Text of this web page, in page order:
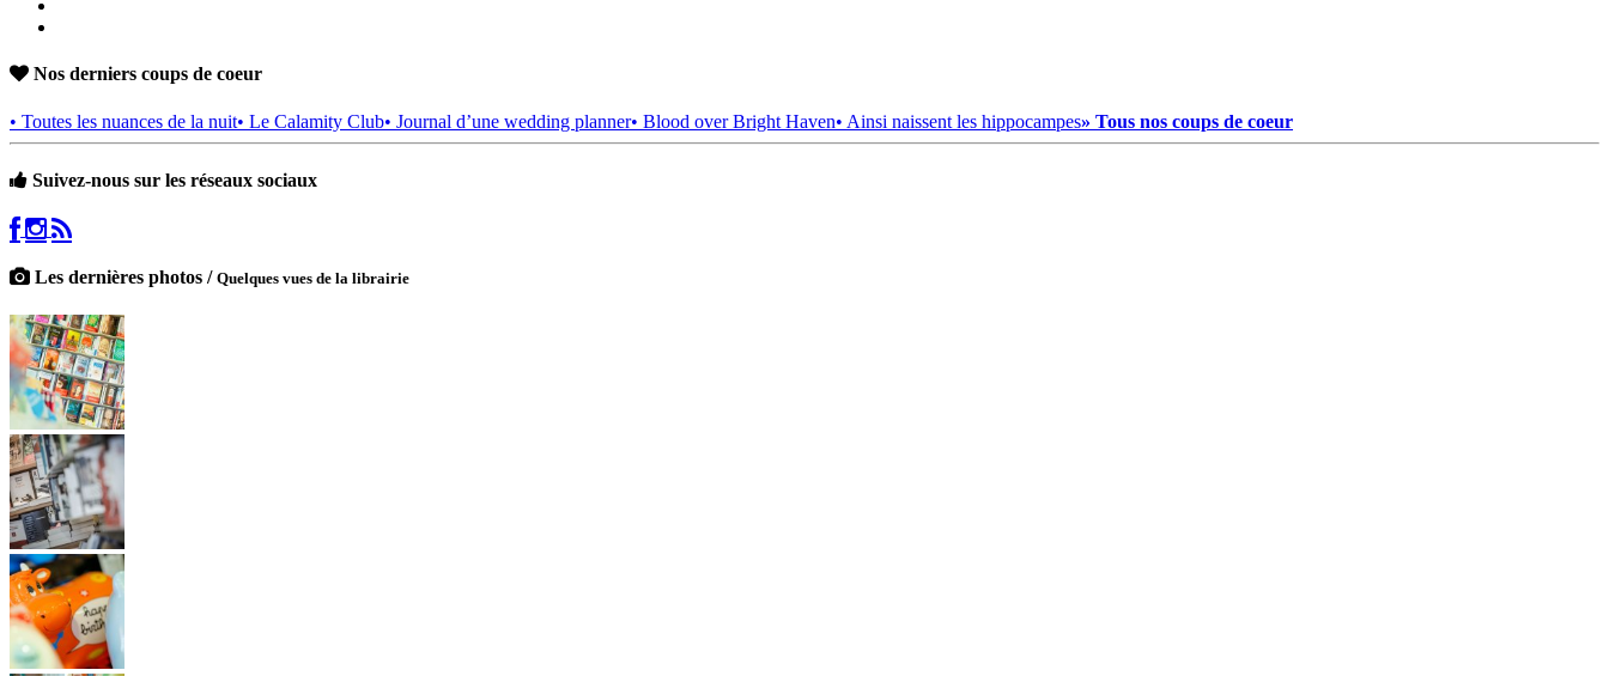
Nos derniers coups de coeur
• Toutes les nuances de la nuit• Le Calamity Club• Journal d’une wedding planner• Blood over Bright Haven• Ainsi naissent les hippocampes» Tous nos coups de coeur
Suivez-nous sur les réseaux sociaux
Les dernières photos / Quelques vues de la librairie